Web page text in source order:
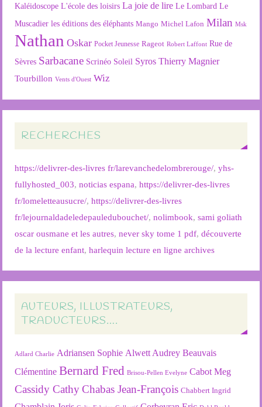
Kaléidoscope L'école des loisirs La joie de lire Le Lombard Le
Muscadier les éditions des éléphants Mango Michel Lafon Milan Msk
Nathan Oskar Pocket Jeunesse Rageot Robert Laffont Rue de
Sèvres Sarbacane Scrinéo Soleil Syros Thierry Magnier
Tourbillon Vents d'Ouest Wiz
RECHERCHES
https://delivrer-des-livres fr/larevanchedelombrerouge/,yhs-
fullyhosted_003,noticias espana,https://delivrer-des-livres
fr/lomeletteausucre/,https://delivrer-des-livres
fr/lejournaldadeledepauledubouchet/,nolimbook,sami goliath
oscar ousmane et les autres,never sky tome 1 pdf,découverte
de la lecture enfant,harlequin lecture en ligne archives
AUTEURS, ILLUSTRATEURS,
TRADUCTEURS….
Adlard Charlie Adriansen Sophie Alwett Audrey Beauvais
Clémentine Bernard Fred Brisou-Pellen Evelyne Cabot Meg
Cassidy Cathy Chabas Jean-François Chabbert Ingrid